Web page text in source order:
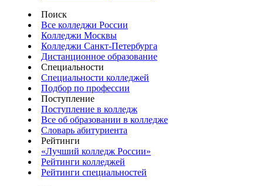
Поиск
Все колледжи России
Колледжи Москвы
Колледжи Санкт-Петербурга
Дистанционное образование
Специальности
Специальности колледжей
Подбор по профессии
Поступление
Поступление в колледж
Все об образовании в колледже
Словарь абитуриента
Рейтинги
«Лучший колледж России»
Рейтинги колледжей
Рейтинги специальностей